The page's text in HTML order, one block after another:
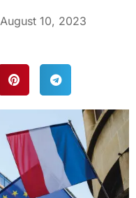
August 10, 2023